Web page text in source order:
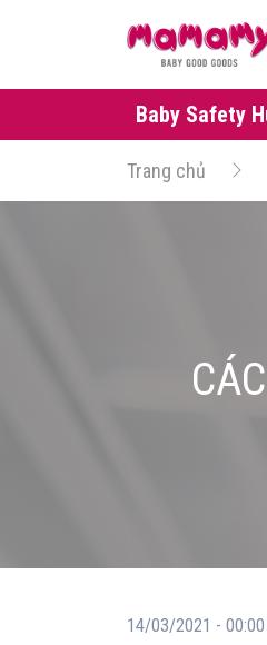
Baby Safety
Trang chủ
14/03/2021 -